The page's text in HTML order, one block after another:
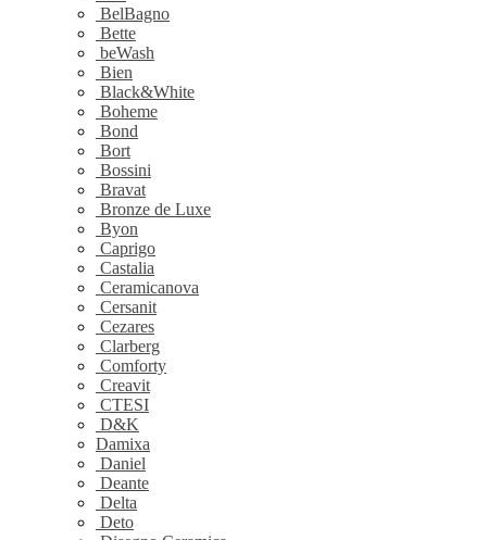
BelBagno
Bette
beWash
Bien
Black&White
Boheme
Bond
Bort
Bossini
Bravat
Bronze de Luxe
Byon
Caprigo
Castalia
Ceramicanova
Cersanit
Cezares
Clarberg
Comforty
Creavit
CTESI
D&K
Damixa
Daniel
Deante
Delta
Deto